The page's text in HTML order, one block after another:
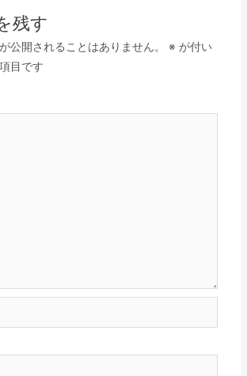
残す
公開されることはありません。 ※ が付い
目です